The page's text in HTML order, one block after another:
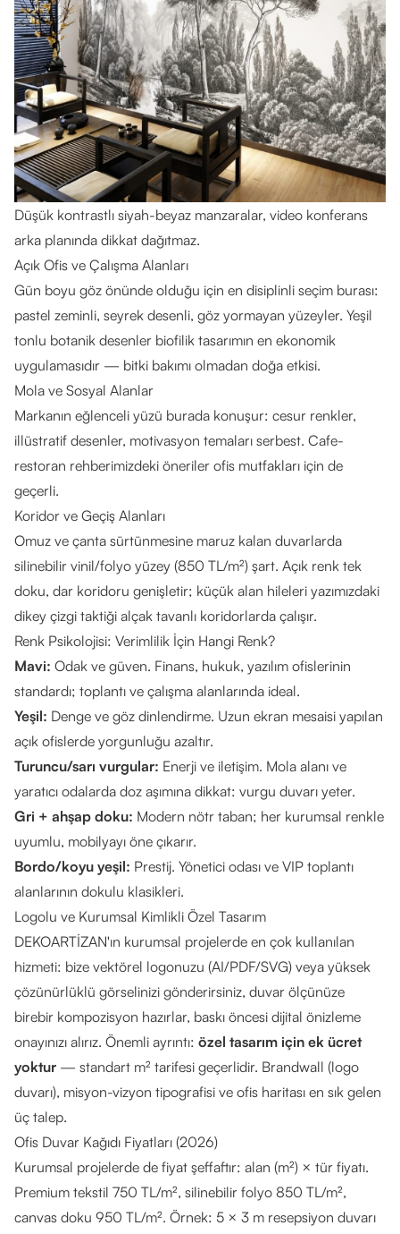
Düşük kontrastlı siyah-beyaz manzaralar, video konferans
arka planında dikkat dağıtmaz.
Açık Ofis ve Çalışma Alanları
Gün boyu göz önünde olduğu için en disiplinli seçim burası:
pastel zeminli, seyrek desenli, göz yormayan yüzeyler. Yeşil
tonlu botanik desenler biofilik tasarımın en ekonomik
uygulamasıdır — bitki bakımı olmadan doğa etkisi.
Mola ve Sosyal Alanlar
Markanın eğlenceli yüzü burada konuşur: cesur renkler,
illüstratif desenler, motivasyon temaları serbest. Cafe-
restoran rehberimizdeki öneriler ofis mutfakları için de
geçerli.
Koridor ve Geçiş Alanları
Omuz ve çanta sürtünmesine maruz kalan duvarlarda
silinebilir vinil/folyo yüzey (850 TL/m²) şart. Açık renk tek
doku, dar koridoru genişletir; küçük alan hileleri yazımızdaki
dikey çizgi taktiği alçak tavanlı koridorlarda çalışır.
Renk Psikolojisi: Verimlilik İçin Hangi Renk?
Mavi: Odak ve güven. Finans, hukuk, yazılım ofislerinin
standardı; toplantı ve çalışma alanlarında ideal.
Yeşil: Denge ve göz dinlendirme. Uzun ekran mesaisi yapılan
açık ofislerde yorgunluğu azaltır.
Turuncu/sarı vurgular: Enerji ve iletişim. Mola alanı ve
yaratıcı odalarda doz aşımına dikkat: vurgu duvarı yeter.
Gri + ahşap doku: Modern nötr taban; her kurumsal renkle
uyumlu, mobilyayı öne çıkarır.
Bordo/koyu yeşil: Prestij. Yönetici odası ve VIP toplantı
alanlarının dokulu klasikleri.
Logolu ve Kurumsal Kimlikli Özel Tasarım
DEKOARTİZAN'ın kurumsal projelerde en çok kullanılan
hizmeti: bize vektörel logonuzu (AI/PDF/SVG) veya yüksek
çözünürlüklü görselinizi gönderirsiniz, duvar ölçünüze
birebir kompozisyon hazırlar, baskı öncesi dijital önizleme
onayınızı alırız. Önemli ayrıntı: özel tasarım için ek ücret
yoktur — standart m² tarifesi geçerlidir. Brandwall (logo
duvarı), misyon-vizyon tipografisi ve ofis haritası en sık gelen
üç talep.
Ofis Duvar Kağıdı Fiyatları (2026)
Kurumsal projelerde de fiyat şeffaftır: alan (m²) × tür fiyatı.
Premium tekstil 750 TL/m², silinebilir folyo 850 TL/m²,
canvas doku 950 TL/m². Örnek: 5 × 3 m resepsiyon duvarı